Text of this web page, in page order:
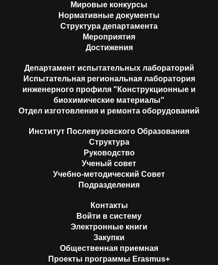
Мировые конкурсы
Нормативные документы
Структура департамента
Мероприятия
Достижения
Департамент испытательных лабораторий
Испытательная региональная лаборатория
инженерного профиля "Конструкционные и
биохимические материалы"
Отдел изготовления и ремонта оборудований
Институт Послевузовского Образования
Структура
Руководство
Ученый совет
Учебно-методический Совет
Подразделения
Контакты
Войти в систему
Электронные книги
Закупки
Общественная приемная
Проекты программы Erasmus+